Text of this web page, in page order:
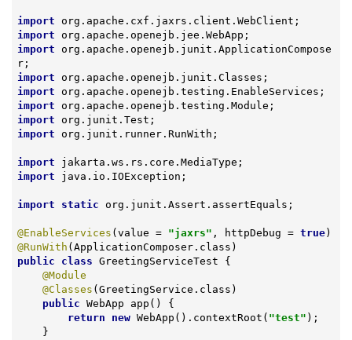
import
import
import org.apache.openejb.junit.ApplicationCompose
import
import
import
import
import org.junit.runner.RunWith;
import
import java.io.IOException;
import static org.junit.Assert.assertEquals;
@EnableServices (value = "jaxrs" , httpDebug = true
@RunWith
public
class GreetingServiceTest
{
@Module
@Classes (GreetingService.class)
public WebApp app ()
{
return
new WebApp().contextRoot( "test" );